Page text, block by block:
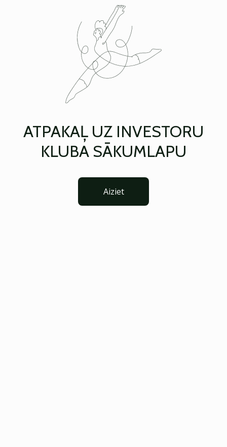
ATPAKAĻ UZ INVESTORU
KLUBA SĀKUMLAPU
Aiziet